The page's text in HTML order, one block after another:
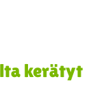
kerätyt